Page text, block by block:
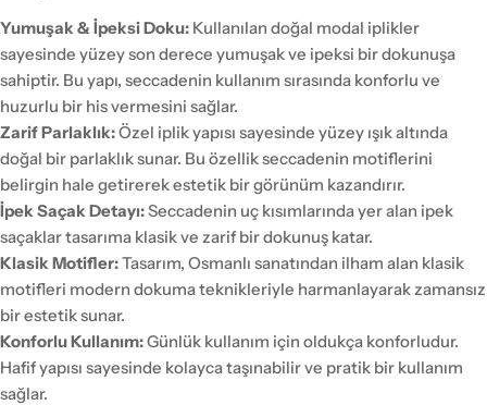
Yumuşak & İpeksi Doku: Kullanılan doğal modal iplikler
sayesinde yüzey son derece yumuşak ve ipeksi bir dokunuşa
sahiptir. Bu yapı, seccadenin kullanım sırasında konforlu ve
huzurlu bir his vermesini sağlar.
Zarif Parlaklık:Özel iplik yapısı sayesinde yüzey ışık altında
doğal bir parlaklık sunar. Bu özellik seccadenin motiflerini
belirgin hale getirerek estetik bir görünüm kazandırır.
İpek Saçak Detayı:Seccadenin uç kısımlarında yer alan ipek
saçaklar tasarıma klasik ve zarif bir dokunuş katar.
Klasik Motifler:Tasarım, Osmanlı sanatından ilham alan klasik
motifleri modern dokuma teknikleriyle harmanlayarak zamansız
bir estetik sunar.
Konforlu Kullanım:Günlük kullanım için oldukça konforludur.
Hafif yapısı sayesinde kolayca taşınabilir ve pratik bir kullanım
sağlar.